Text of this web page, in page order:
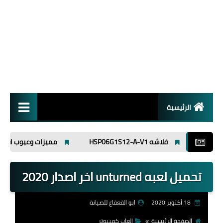
الرئيسية
انظمة تشغيل
برامج
اسلاميات
فلاشه HSP06G1S12-A-V1 مميزات وعيوب افوميتر ut89x
تحميل لعبه unturned اخر اصدار 2020
18 أكتوبر 2020
ابو القعقاع للصيانة